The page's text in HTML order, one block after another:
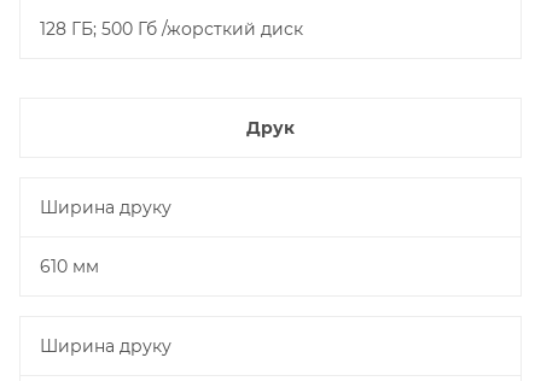
128 ГБ; 500 Гб /жорсткий диск
Друк
Ширина друку
610 мм
Ширина друку